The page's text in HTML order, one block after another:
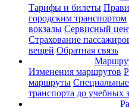
Тарифы и билеты
городским транспортом
вокзалы Сервисный
Страхование
вещей Обратная связь
Изменения маршрутов
маршруты
транспорта до учебных